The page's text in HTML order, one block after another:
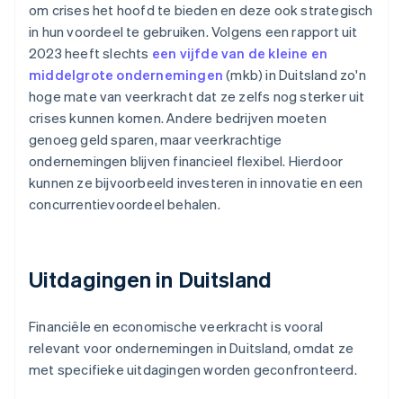
om crises het hoofd te bieden en deze ook strategisch
in hun voordeel te gebruiken. Volgens een rapport uit
2023 heeft slechts een vijfde van de kleine en
middelgrote ondernemingen (mkb) in Duitsland zo'n
hoge mate van veerkracht dat ze zelfs nog sterker uit
crises kunnen komen. Andere bedrijven moeten
genoeg geld sparen, maar veerkrachtige
ondernemingen blijven financieel flexibel. Hierdoor
kunnen ze bijvoorbeeld investeren in innovatie en een
concurrentievoordeel behalen.
Uitdagingen in Duitsland
Financiële en economische veerkracht is vooral
relevant voor ondernemingen in Duitsland, omdat ze
met specifieke uitdagingen worden geconfronteerd.